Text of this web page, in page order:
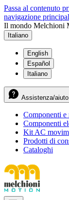
Passa al contenuto
navigazione
Il mondo Melchioni
Italiano
English
Español
Italiano
Assistenza/aiuto
Componenti e
Componenti
Kit AC
Prodotti di
Cataloghi